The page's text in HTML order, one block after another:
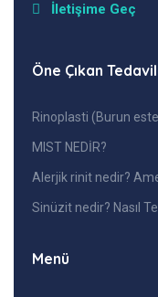
İletişime Geç
Öne Çıkan
Rinoplasti (Burun
MIST NEDİR?
Alerjik rinit nedir?
Sinüzit nedir? Nasıl
Menü